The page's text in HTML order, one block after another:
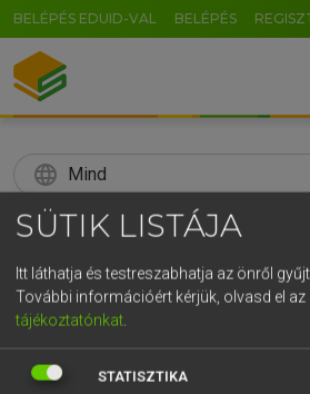
BELÉPÉS EDUID-VAL BELÉPÉS
language Mind
search
KERESÉS
Díjmentes angol szótár
SÜTIK LISTÁJA
Itt láthatja és testreszabhatja az önről
További információért kérjük, olvasd el az
tájékoztatónkat
STATISZTIKA
GR
5 6 7 8 9 ö
r t z u i o